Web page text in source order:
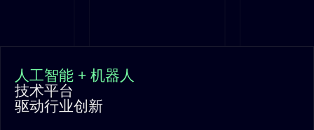
人工智能 + 机器人
技术平台
驱动行业创新